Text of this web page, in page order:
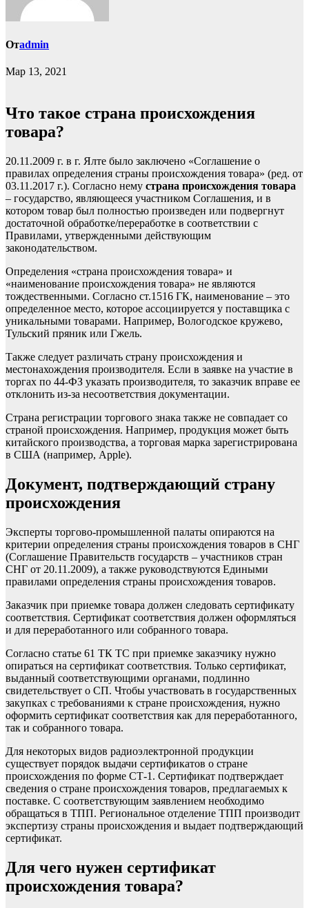
Отadmin
Мар 13, 2021
Что такое страна происхождения
товара?
20.11.2009 г. в г. Ялте было заключено «Соглашение о
правилах определения страны происхождения товара» (ред. от
03.11.2017 г.). Согласно нему страна происхождения товара
– государство, являющееся участником Соглашения, и в
котором товар был полностью произведен или подвергнут
достаточной обработке/переработке в соответствии с
Правилами, утвержденными действующим
законодательством.
Определения «страна происхождения товара» и
«наименование происхождения товара» не являются
тождественными. Согласно ст.1516 ГК, наименование – это
определенное место, которое ассоциируется у поставщика с
уникальными товарами. Например, Вологодское кружево,
Тульский пряник или Гжель.
Также следует различать страну происхождения и
местонахождения производителя. Если в заявке на участие в
торгах по 44-ФЗ указать производителя, то заказчик вправе ее
отклонить из-за несоответствия документации.
Страна регистрации торгового знака также не совпадает со
страной происхождения. Например, продукция может быть
китайского производства, а торговая марка зарегистрирована
в США (например, Apple).
Документ, подтверждающий страну
происхождения
Эксперты торгово-промышленной палаты опираются на
критерии определения страны происхождения товаров в СНГ
(Соглашение Правительств государств – участников стран
СНГ от 20.11.2009), а также руководствуются Едиными
правилами определения страны происхождения товаров.
Заказчик при приемке товара должен следовать сертификату
соответствия. Сертификат соответствия должен оформляться
и для переработанного или собранного товара.
Согласно статье 61 ТК ТС при приемке заказчику нужно
опираться на сертификат соответствия. Только сертификат,
выданный соответствующими органами, подлинно
свидетельствует о СП. Чтобы участвовать в государственных
закупках с требованиями к стране происхождения, нужно
оформить сертификат соответствия как для переработанного,
так и собранного товара.
Для некоторых видов радиоэлектронной продукции
существует порядок выдачи сертификатов о стране
происхождения по форме СТ-1. Сертификат подтверждает
сведения о стране происхождения товаров, предлагаемых к
поставке. С соответствующим заявлением необходимо
обращаться в ТПП. Региональное отделение ТПП производит
экспертизу страны происхождения и выдает подтверждающий
сертификат.
Для чего нужен сертификат
происхождения товара?